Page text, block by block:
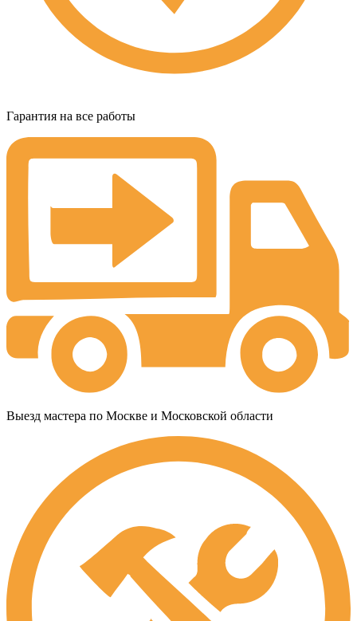
Гарантия на все работы
Выезд мастера по Москве и Московской области